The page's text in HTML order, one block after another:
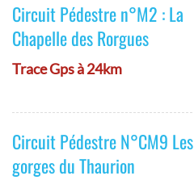
Circuit Pédestre n°M2 : La
Chapelle des Rorgues
Trace Gps à 24km
Circuit Pédestre N°CM9 Les
gorges du Thaurion